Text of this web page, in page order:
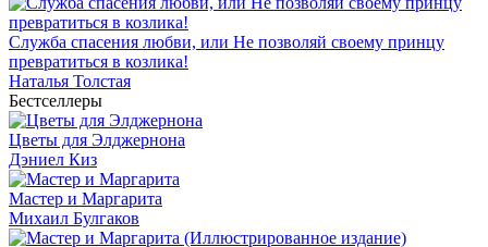
Служба спасения любви, или Не позволяй своему принцу
превратиться в козлика!
Наталья Толстая
Бестселлеры
Цветы для Элджернона
Дэниел Киз
Мастер и Маргарита
Михаил Булгаков